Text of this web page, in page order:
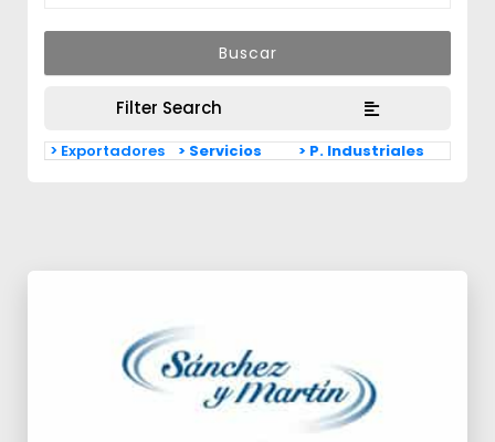
Filter Search
> Exportadores > Servicios > P. Industriales